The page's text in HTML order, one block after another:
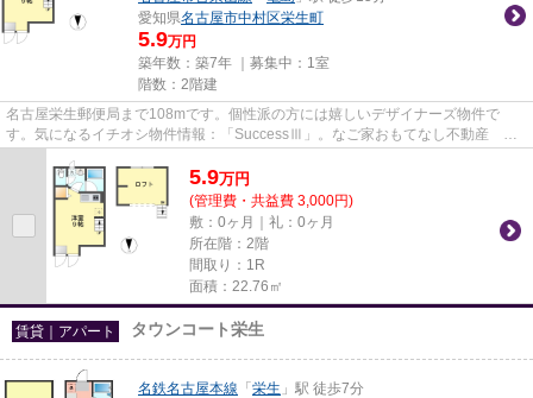
愛知県名古屋市中村区栄生町
5.9万円
築年数：築7年 ｜募集中： 1室
階数：2階建
名古屋栄生郵便局まで108mです。個性派の方には嬉しいデザイナーズ物件で
す。気になるイチオシ物件情報：「SuccessⅢ」。なご家おもてなし不動産 上
5.9万円
(管理費・共益費 3,000円)
敷：0ヶ月｜礼：0ヶ月
所在階：2階
間取り：1R
面積：22.76㎡
賃貸｜アパート タウンコート栄生
名鉄名古屋本線 「 栄生 」駅 徒歩7分